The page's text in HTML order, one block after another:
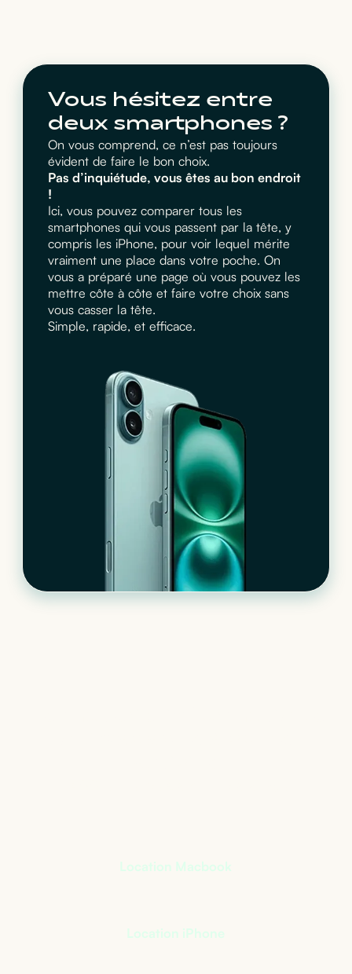
Vous hésitez entre
deux smartphones ?
On vous comprend, ce n’est pas toujours
évident de faire le bon choix.
Pas d’inquiétude, vous êtes au bon endroit
!
Ici, vous pouvez comparer tous les
smartphones qui vous passent par la tête, y
compris les iPhone, pour voir lequel mérite
vraiment une place dans votre poche. On
vous a préparé une page où vous pouvez les
mettre côte à côte et faire votre choix sans
vous casser la tête.
Simple, rapide, et efficace.
Location Macbook
Location iPhone